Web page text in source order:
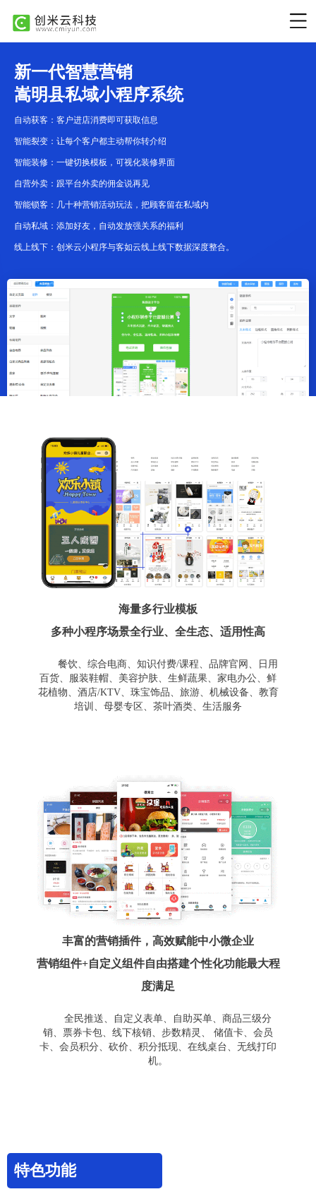
新一代智慧营销
嵩明县私域小程序系统
自动获客：客户进店消费即可获取信息
智能裂变：让每个客户都主动帮你转介绍
智能装修：一键切换模板，可视化装修界面
自营外卖：跟平台外卖的佣金说再见
智能锁客：几十种营销活动玩法，把顾客留在私域内
自动私域：添加好友，自动发放强关系的福利
线上线下：创米云小程序与客如云线上线下数据深度整合。
海量多行业模板
多种小程序场景全行业、全生态、适用性高
餐饮、综合电商、知识付费/课程、品牌官网、日用
百货、服装鞋帽、美容护肤、生鲜蔬果、家电办公、鲜
花植物、酒店/KTV、珠宝饰品、旅游、机械设备、教育
培训、母婴专区、茶叶酒类、生活服务
丰富的营销插件，高效赋能中小微企业
营销组件+自定义组件自由搭建个性化功能最大程
度满足
全民推送、自定义表单、自助买单、商品三级分
销、票券卡包、线下核销、步数精灵、 储值卡、会员
卡、会员积分、砍价、积分抵现、在线桌台、无线打印
机。
特色功能